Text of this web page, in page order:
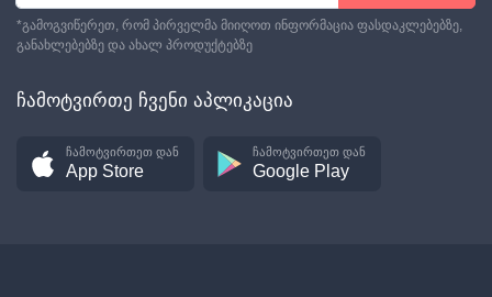
*გამოგვიწერეთ, რომ პირველმა მიიღოთ ინფორმაცია ფასდაკლებებზე,
განახლებებზე და ახალ პროდუქტებზე
ჩამოტვირთე ჩვენი აპლიკაცია
ჩამოტვირთეთ დან
App Store
ჩამოტვირთეთ დან
Google Play